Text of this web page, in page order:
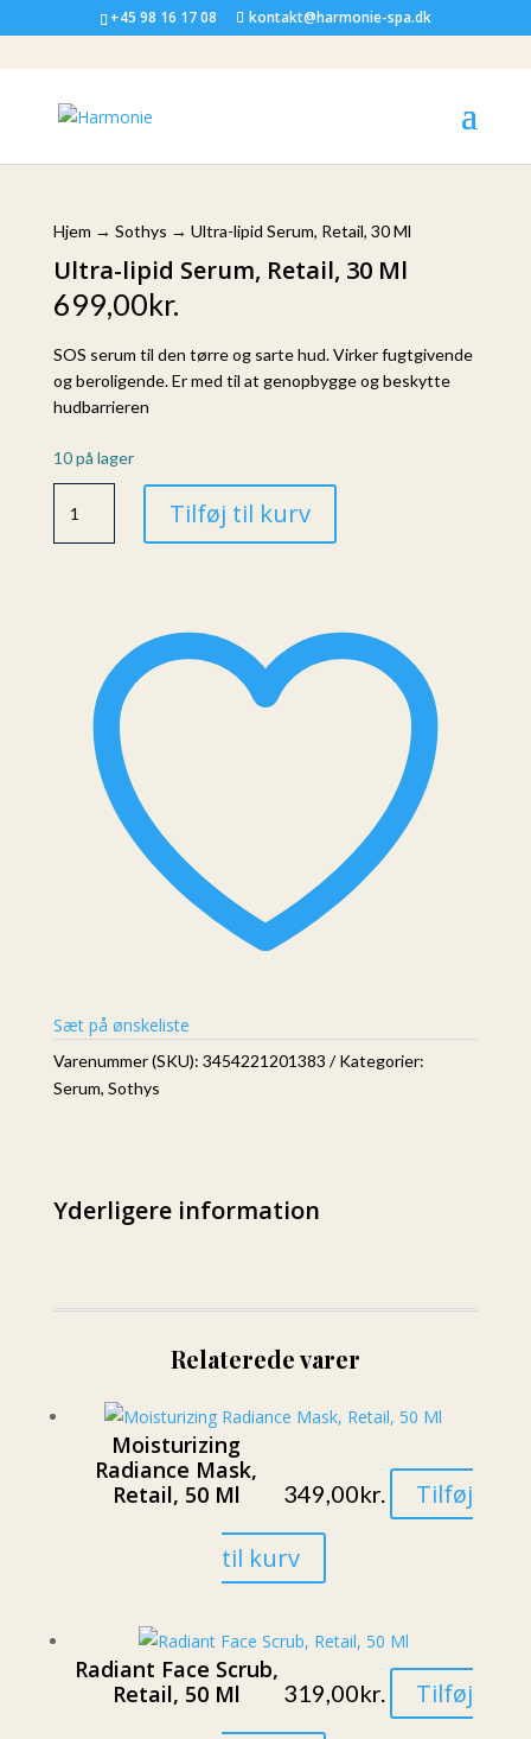
+45 98 16 17 08 kontakt@harmonie-spa.dk
Hjem → Sothys → Ultra-lipid Serum, Retail, 30 Ml
Ultra-lipid Serum, Retail, 30 Ml
699,00kr.
SOS serum til den tørre og sarte hud. Virker fugtgivende
og beroligende. Er med til at genopbygge og beskytte
hudbarrieren
10 på lager
lipid
Serum,
Tilføj til kurv
Sæt på ønskeliste
Varenummer (SKU): 3454221201383
Kategorier:
Serum, Sothys
Yderligere information
Relaterede varer
Moisturizing
Radiance Mask,
Retail, 50 Ml
349,00kr.
Tilføj
til kurv
Radiant Face Scrub,
Retail, 50 Ml
319,00kr.
Tilføj